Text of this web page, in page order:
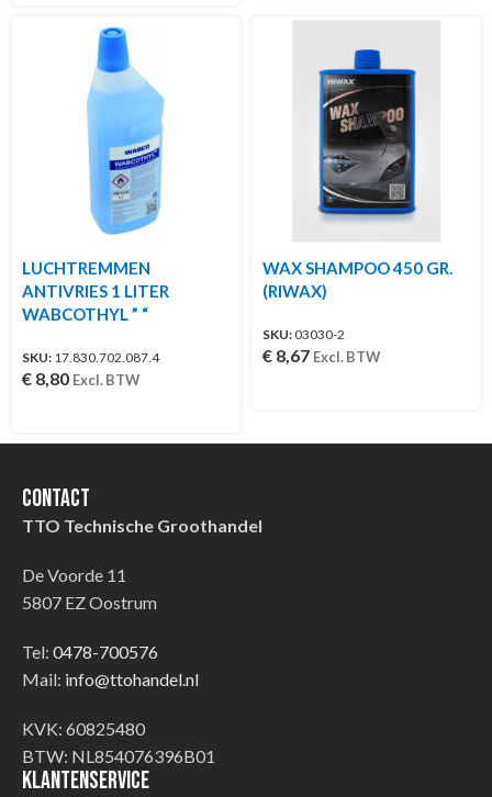
LUCHTREMMEN
ANTIVRIES 1 LITER
WABCOTHYL ” “
SKU: 17.830.702.087.4
€ 8,80 Excl. BTW
WAX SHAMPOO 450 GR.
(RIWAX)
SKU: 03030-2
€ 8,67 Excl. BTW
Contact
TTO Technische Groothandel
De Voorde 11
5807 EZ Oostrum
Tel: 0478-700576
Mail: info@ttohandel.nl
KVK: 60825480
BTW: NL854076396B01
Klantenservice